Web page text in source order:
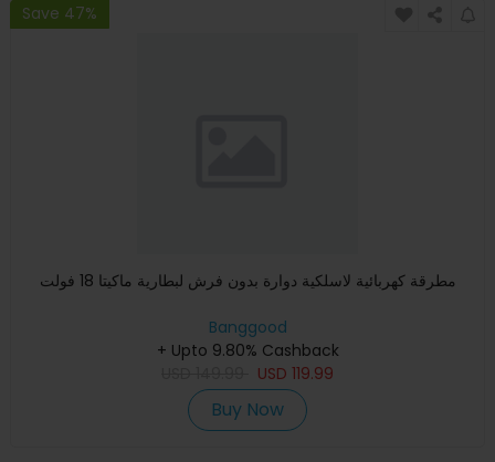
Save 47%
مطرقة كهربائية لاسلكية دوارة بدون فرش لبطارية ماكيتا 18 فولت
Banggood
+ Upto 9.80% Cashback
USD 119.99
Buy Now